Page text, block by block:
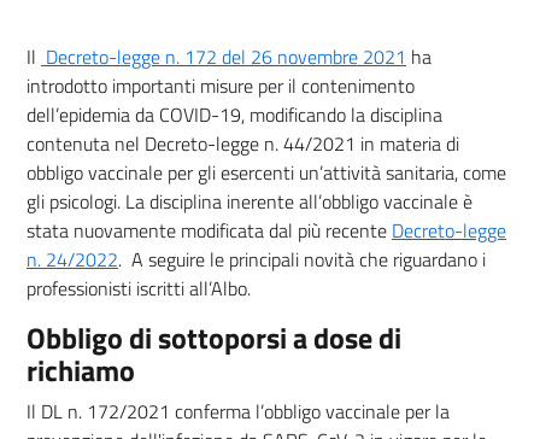
Il Decreto-legge n. 172 del 26 novembre 2021 (nuova scheda
ha
introdotto importanti misure per il contenimento
dell’epidemia da COVID-19, modificando la disciplina
contenuta nel Decreto-legge n. 44/2021 in materia di
obbligo vaccinale per gli esercenti un’attività sanitaria, come
gli psicologi. La disciplina inerente all’obbligo vaccinale è
stata nuovamente modificata dal più recente Decreto-legge
n. 24/2022(nuova scheda - new tab)
. A seguire le principali novità che riguardano i
professionisti iscritti all’Albo.
Obbligo di sottoporsi a dose di
richiamo
Il DL n. 172/2021 conferma l’obbligo vaccinale per la